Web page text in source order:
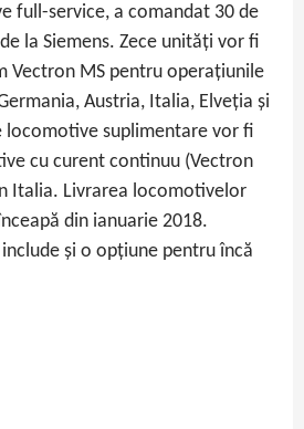
full-service, a comandat 30 de
la Siemens. Zece unități vor fi
Vectron MS pentru operațiunile
Austria, Italia, Elveția și
locomotive suplimentare vor fi
cu curent continuu (Vectron
Italia. Livrarea locomotivelor
din ianuarie 2018.
și o opțiune pentru încă